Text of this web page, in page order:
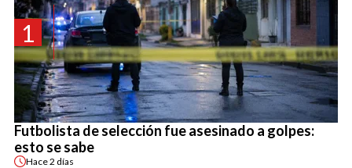
1
Futbolista de selección fue asesinado a golpes:
esto se sabe
Hace2 días